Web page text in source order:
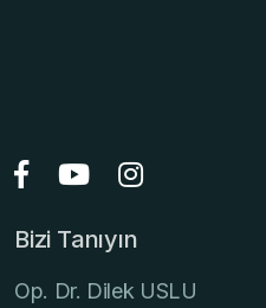
Bizi Tanıyın
Op. Dr. Dilek USLU